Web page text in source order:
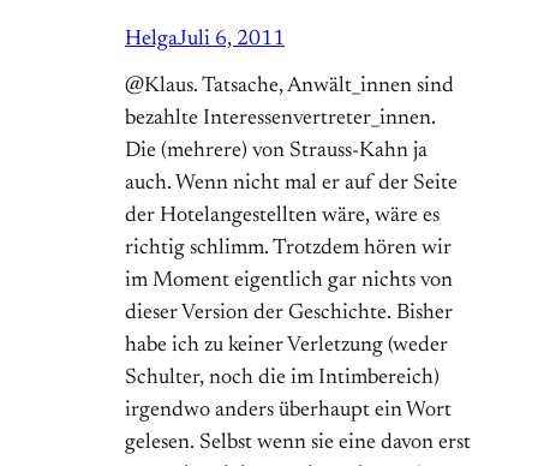
HelgaJuli 6, 2011
@Klaus. Tatsache, Anwält_innen sind
bezahlte Interessenvertreter_innen.
Die (mehrere) von Strauss-Kahn ja
auch. Wenn nicht mal er auf der Seite
der Hotelangestellten wäre, wäre es
richtig schlimm. Trotzdem hören wir
im Moment eigentlich gar nichts von
dieser Version der Geschichte. Bisher
habe ich zu keiner Verletzung (weder
Schulter, noch die im Intimbereich)
irgendwo anders überhaupt ein Wort
gelesen. Selbst wenn sie eine davon erst